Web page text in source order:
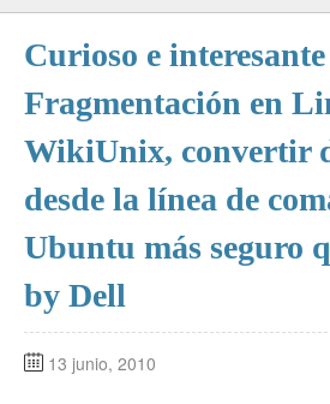
Curioso e
Fragmentación en
WikiUnix, convertir
desde la línea de
Ubuntu más seguro
by Dell
13 junio, 2010